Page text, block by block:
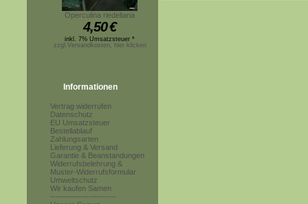
Operculina riedeliana
4,50€
inkl. 7% Umsatzsteuer *
zzgl.Versandkosten, hier klicken
Informationen
Vertrag widerrufen
Datenschutz
EU Umsatzsteuer
Bestellablauf
Zahlungsarten
Lieferung & Versand
Garantie & Beanstandungen
Widerrufsbelehrung &
Muster-Widerrufsformular
Umweltschutz
Wir kaufen Samen
------------------------